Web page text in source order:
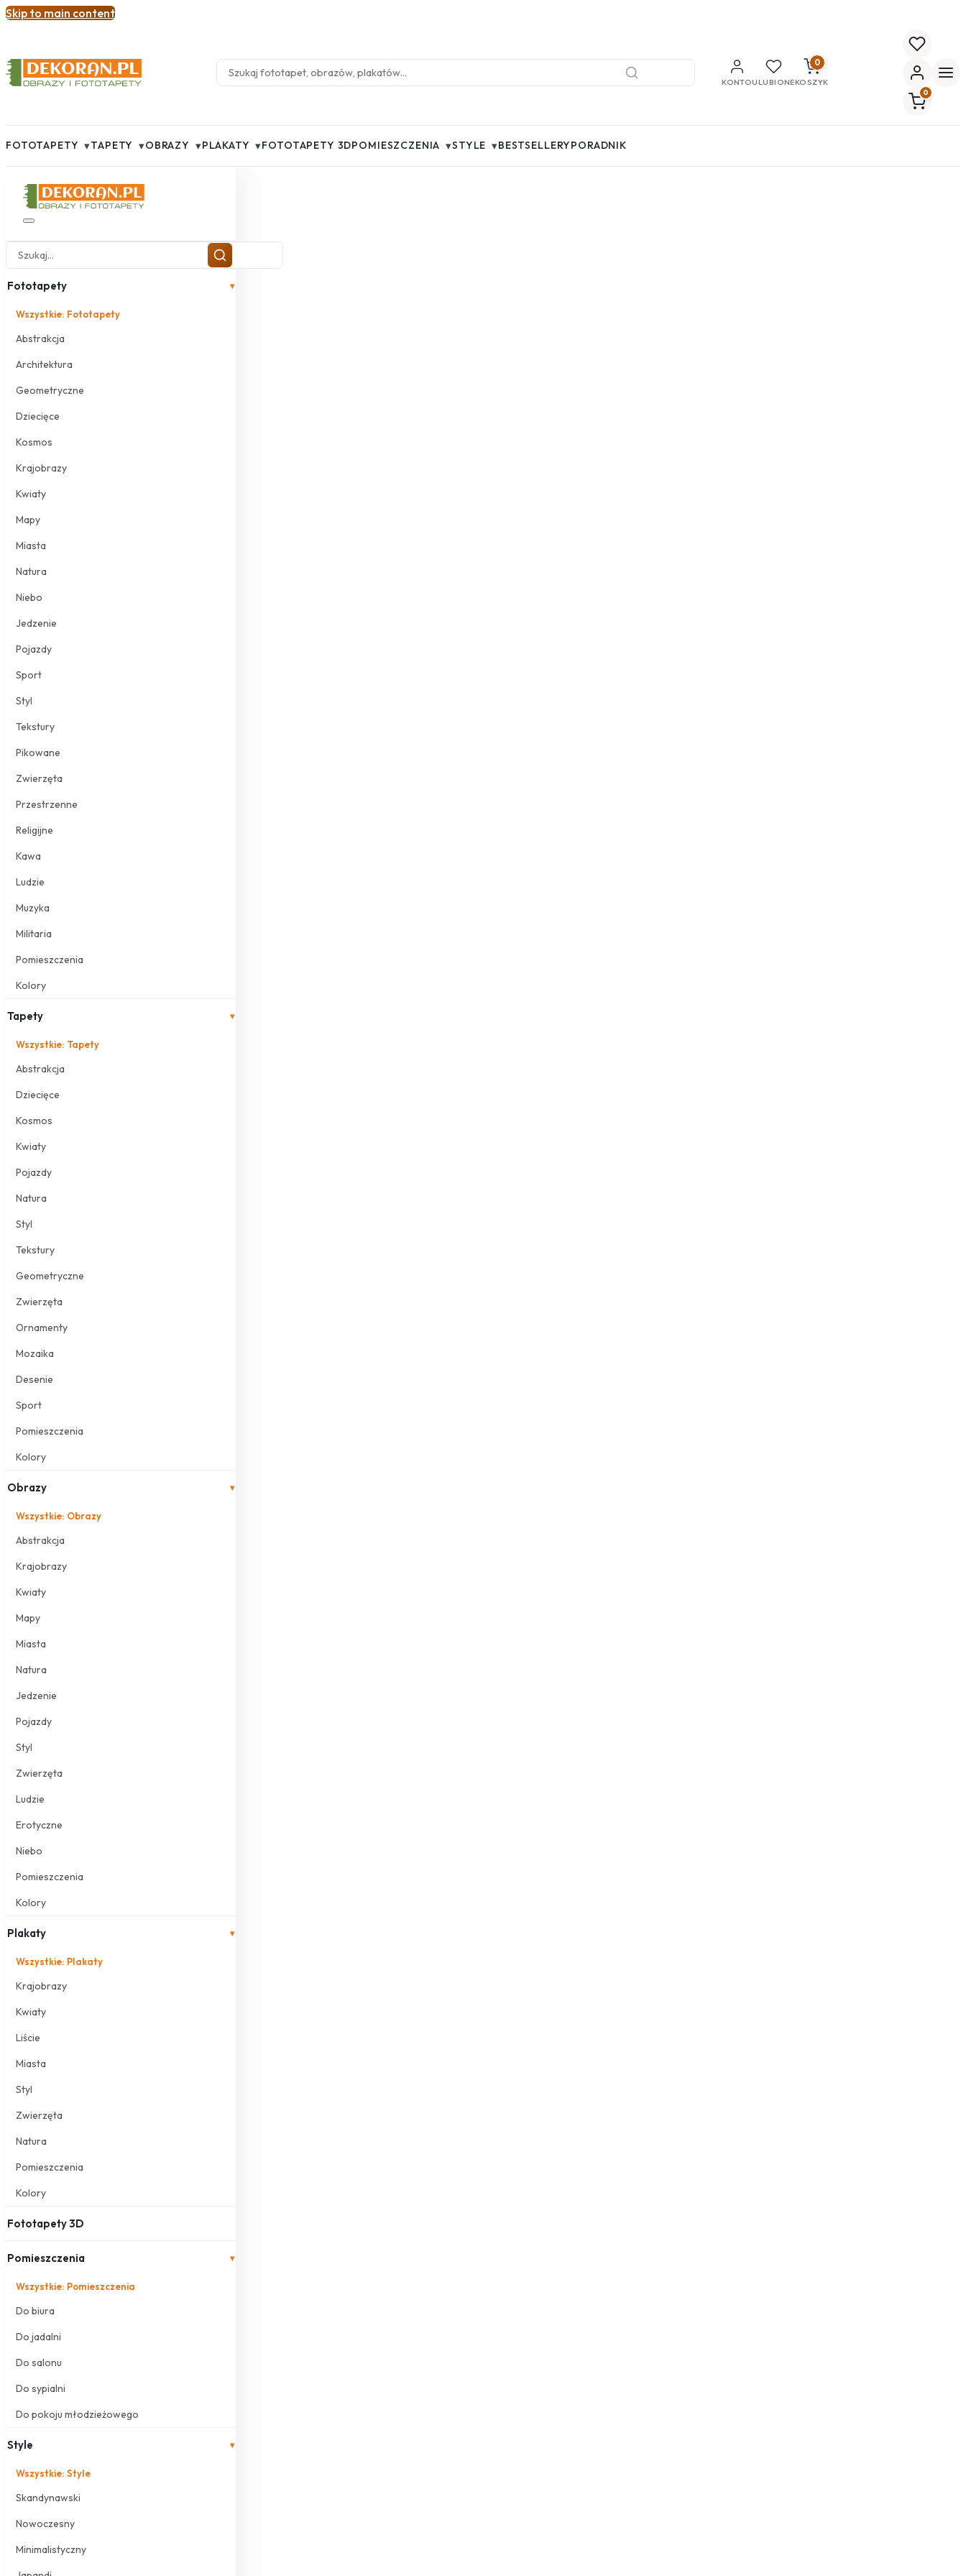
Skip to main content
KONTOULUBIONE
0
KOSZYK
0
FOTOTAPETY ▾TAPETY ▾OBRAZY ▾PLAKATY ▾FOTOTAPETY 3DPOMIESZCZENIA ▾STYLE ▾BESTSELLERYPORADNIK
Fototapety ▾
Wszystkie: Fototapety
Abstrakcja
Architektura
Geometryczne
Dziecięce
Kosmos
Krajobrazy
Kwiaty
Mapy
Miasta
Natura
Niebo
Jedzenie
Pojazdy
Sport
Styl
Tekstury
Pikowane
Zwierzęta
Przestrzenne
Religijne
Kawa
Ludzie
Muzyka
Militaria
Pomieszczenia
Kolory
Tapety ▾
Wszystkie: Tapety
Abstrakcja
Dziecięce
Kosmos
Kwiaty
Pojazdy
Natura
Styl
Tekstury
Geometryczne
Zwierzęta
Ornamenty
Mozaika
Desenie
Sport
Pomieszczenia
Kolory
Obrazy ▾
Wszystkie: Obrazy
Abstrakcja
Krajobrazy
Kwiaty
Mapy
Miasta
Natura
Jedzenie
Pojazdy
Styl
Zwierzęta
Ludzie
Erotyczne
Niebo
Pomieszczenia
Kolory
Plakaty ▾
Wszystkie: Plakaty
Krajobrazy
Kwiaty
Liście
Miasta
Styl
Zwierzęta
Natura
Pomieszczenia
Kolory
Fototapety 3D
Pomieszczenia ▾
Wszystkie: Pomieszczenia
Do biura
Do jadalni
Do salonu
Do sypialni
Do pokoju młodzieżowego
Style ▾
Wszystkie: Style
Skandynawski
Nowoczesny
Minimalistyczny